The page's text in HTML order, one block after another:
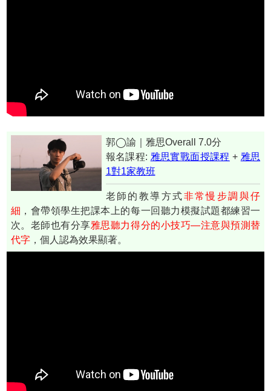
郭◯諭｜雅思Overall 7.0分
報名課程: 雅思實戰面授課程 + 雅思
1對1家教班
老師的教導方式非常慢步調與仔
細 ，會帶領學生把課本上的每一回聽力模擬試題都練習一
次。老師也有分享雅思聽力得分的小技巧—注意與預測替
代字，個人認為效果顯著。